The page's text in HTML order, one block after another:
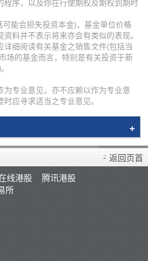
能会损失投资本金)，基金单位价格
料并不表示将来亦会有类似的表现。
细阅读有关基金之销售文件(包括当
场的基金而言，特别是有关投资于新
专业意见，亦不应赖以作为专业意
应寻求适当之专业意见。
返回页首
线港股
腾讯港股
所